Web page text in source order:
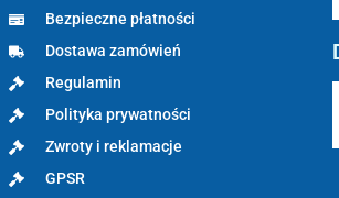
Bezpieczne płatności
Dostawa zamówień
Regulamin
Polityka prywatności
Zwroty i reklamacje
GPSR